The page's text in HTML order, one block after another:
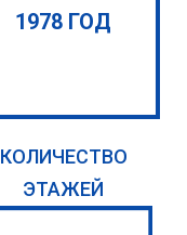
1978 ГОД
КОЛИЧЕСТВО
ЭТАЖЕЙ